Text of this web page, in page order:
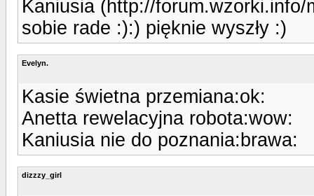
Kaniusia (http://forum.wzorki.info/
sobie rade :):) pięknie wyszły :)
Evelyn.
Kasie świetna przemiana:ok:
Anetta rewelacyjna robota:wow:
Kaniusia nie do poznania:brawa:
dizzzy_girl